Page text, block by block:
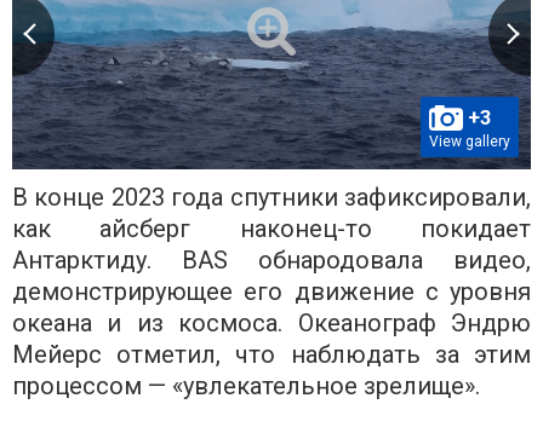
+3
View gallery
В конце 2023 года спутники зафиксировали,
как айсберг наконец-то покидает
Антарктиду. BAS обнародовала видео,
демонстрирующее его движение с уровня
океана и из космоса. Океанограф Эндрю
Мейерс отметил, что наблюдать за этим
процессом — «увлекательное зрелище».